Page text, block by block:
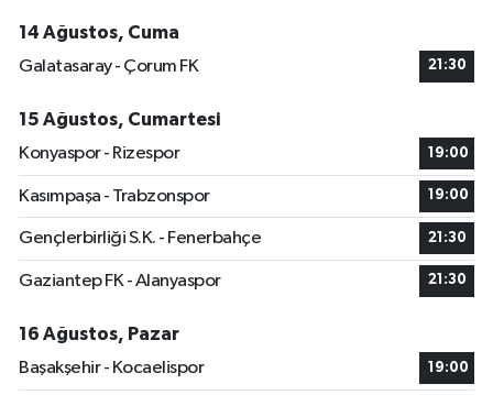
14 Ağustos, Cuma
Galatasaray - Çorum FK
21:30
15 Ağustos, Cumartesi
Konyaspor - Rizespor
19:00
Kasımpaşa - Trabzonspor 19:00
Gençlerbirliği S.K. - Fenerbahçe 21:30
Gaziantep FK - Alanyaspor 21:30
16 Ağustos, Pazar
Başakşehir - Kocaelispor
19:00